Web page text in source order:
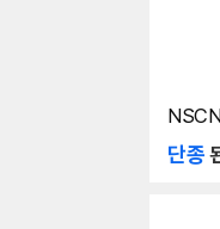
단종